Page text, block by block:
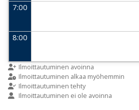
7:00
8:00
9:00
10:00
Ilmoittautuminen avoinna
Ilmoittautuminen alkaa myöhemmin
Ilmoittautuminen tehty
Ilmoittautuminen ei ole avoinna